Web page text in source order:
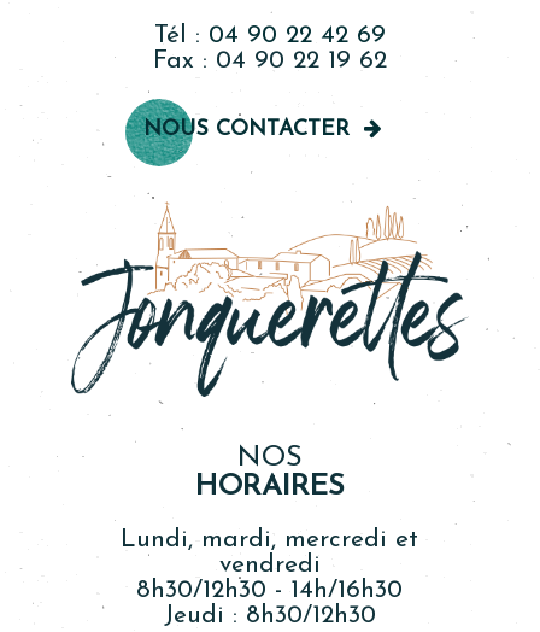
Tél : 04 90 22 42 69
Fax : 04 90 22 19 62
NOUS CONTACTER
NOS
HORAIRES
Lundi, mardi, mercredi et
vendredi
8h30/12h30 - 14h/16h30
Jeudi : 8h30/12h30